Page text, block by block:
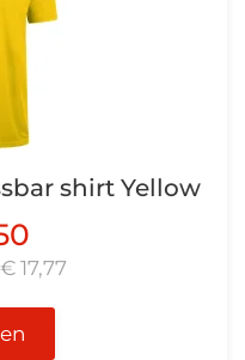
shirt Yellow
17,77